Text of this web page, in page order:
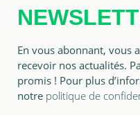
En vous abonnant, vous
recevoir nos actualités.
promis ! Pour plus
notre politique de